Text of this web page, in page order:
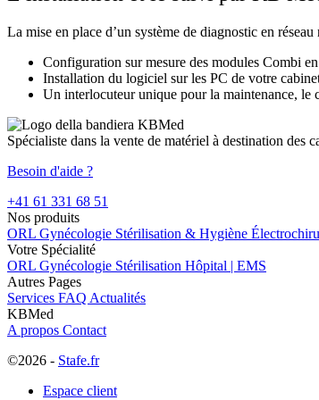
La mise en place d’un système de diagnostic en
Configuration sur mesure des modules Combi
Installation du logiciel sur les PC de votre
Un interlocuteur unique pour la maintenance, le
Spécialiste dans la vente de matériel à destination des
Besoin d'aide ?
+41 61 331 68 51
Nos produits
ORL Gynécologie Stérilisation & Hygiène
Votre Spécialité
ORL Gynécologie Stérilisation Hôpital | EMS
Autres Pages
Services FAQ Actualités
KBMed
A propos Contact
©2026 - Stafe.fr
Espace client